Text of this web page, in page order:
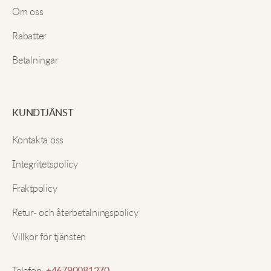
Materialet verkar slitstarkt och noppar inte efter
Olivia H.
Supergullig och mjuk, sitter fint också.
Om oss
Rabatter
Betalningar
KUNDTJÄNST
Kontakta oss
Integritetspolicy
Fraktpolicy
Retur- och återbetalningspolicy
Villkor för tjänsten